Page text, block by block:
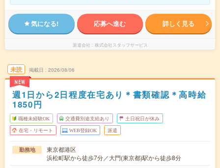
気になる! 応募へ進む 詳しく見る
派遣会社 株式会社スタッフサービス
未読
NEW
掲載日 2026/08/06
週1日から2日程度在宅あり＊書類確認＊高時給
1850円
職種未経験OK 交通費別途支給あり 土日祝日が休み
在宅・リモート WEB登録OK 派遣
勤務地
東京都港区
浜松町駅から徒歩7分／大門(東京都)駅から徒歩8分